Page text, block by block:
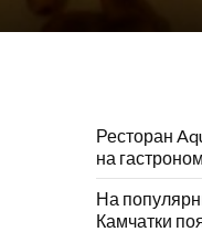
Ресторан
на
На
Камчатки